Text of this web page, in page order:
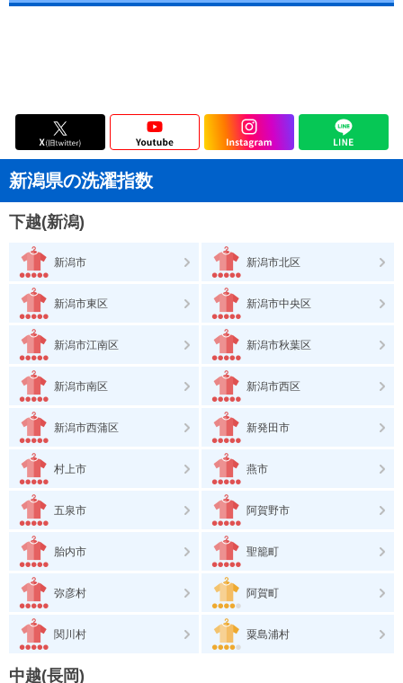
新潟県の洗濯指数
下越(新潟)
新潟市 新潟市北区
新潟市東区 新潟市中央区
新潟市江南区 新潟市秋葉区
新潟市南区 新潟市西区
新潟市西蒲区 新発田市
村上市 燕市
五泉市 阿賀野市
胎内市 聖籠町
弥彦村 阿賀町
関川村 粟島浦村
中越(長岡)